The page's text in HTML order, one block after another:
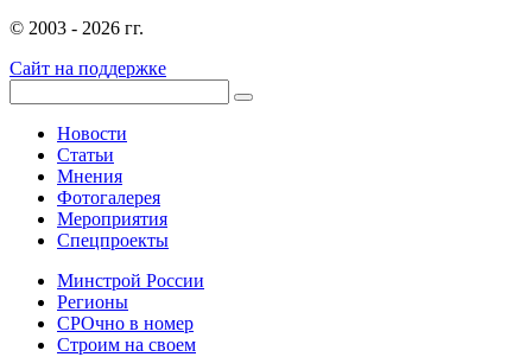
© 2003 - 2026 гг.
Сайт на поддержке
Новости
Статьи
Мнения
Фотогалерея
Мероприятия
Спецпроекты
Минстрой России
Регионы
СРОчно в номер
Строим на своем